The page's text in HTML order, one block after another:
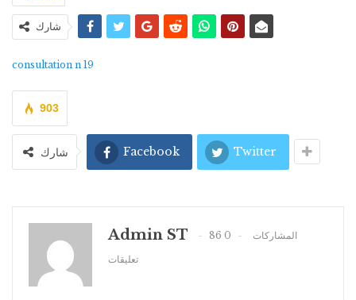
شارك
consultation n 19
903
شارك Facebook Twitter
Admin ST 86 المشاركات
0
تعليقات